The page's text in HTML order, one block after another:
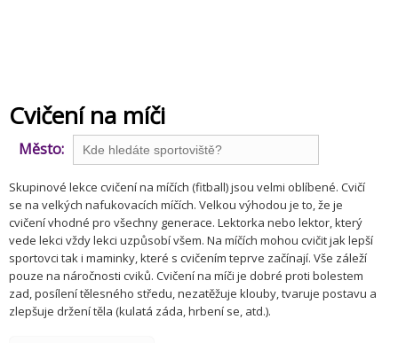
Cvičení na míči
Město:
Skupinové lekce cvičení na míčích (fitball) jsou velmi oblíbené. Cvičí
se na velkých nafukovacích míčích. Velkou výhodou je to, že je
cvičení vhodné pro všechny generace. Lektorka nebo lektor, který
vede lekci vždy lekci uzpůsobí všem. Na míčích mohou cvičit jak lepší
sportovci tak i maminky, které s cvičením teprve začínají. Vše záleží
pouze na náročnosti cviků. Cvičení na míči je dobré proti bolestem
zad, posílení tělesného středu, nezatěžuje klouby, tvaruje postavu a
zlepšuje držení těla (kulatá záda, hrbení se, atd.).